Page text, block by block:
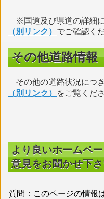
※国道及び県道の詳細に
（別リンク） でご確認く
その他道路情報
その他の道路状況につき
（別リンク）
をご覧くだ
より良いホームペ
意見をお聞かせ下
質問：このページの情報